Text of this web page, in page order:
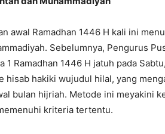
awal Ramadhan 1446 H kali ini
Sebelumnya, Pengurus
1 Ramadhan 1446 H jatuh pada
hisab hakiki wujudul hilal, yang
bulan hijriah. Metode ini meyakini
kriteria tertentu.